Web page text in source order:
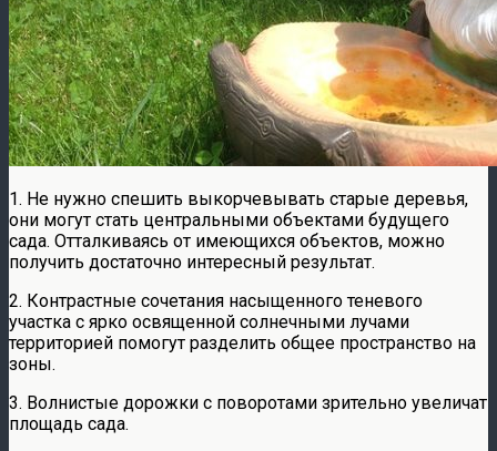
1. Не нужно спешить выкорчевывать старые деревья,
они могут стать центральными объектами будущего
сада. Отталкиваясь от имеющихся объектов, можно
получить достаточно интересный результат.
2. Контрастные сочетания насыщенного теневого
участка с ярко освященной солнечными лучами
территорией помогут разделить общее пространство на
зоны.
3. Волнистые дорожки с поворотами зрительно увеличат
площадь сада.